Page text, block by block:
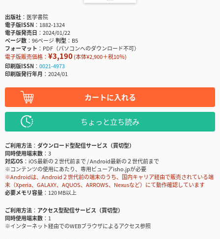
出版社
医学書院
電子版ISSN
1882-1324
電子版発売日
2024/01/22
ページ数
96ページ判型
B5
フォーマット
PDF（パソコンへのダウンロード不可）
電子版販売価格： ¥3,190(本体¥2,900＋税10％)
印刷版ISSN
0021-4973
印刷版発行年月
2024/01
カートに入れる
ちょっと立ち読み
ご利用方法
ダウンロード型配信サービス（買切型）
同時使用端末数
3
対応OS
iOS最新の２世代前まで / Android最新の２世代前まで
※コンテンツの使用にあたり、専用ビューアisho.jpが必要
※Androidは、Android２世代前の端末のうち、国内キャリア経由で販売されている端
末（Xperia、GALAXY、AQUOS、ARROWS、Nexusなど）にて動作確認しています
必要メモリ容量
120 MB以上
ご利用方法
アクセス型配信サービス（買切型）
同時使用端末数
1
※インターネット経由でのWEBブラウザによるアクセス参照